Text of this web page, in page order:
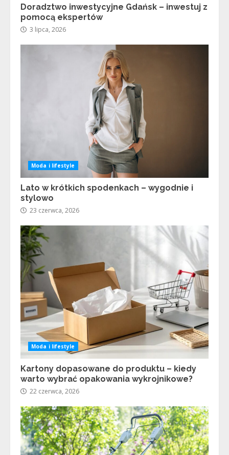
Doradztwo inwestycyjne Gdańsk – inwestuj z
pomocą ekspertów
3 lipca, 2026
Moda i lifestyle
Lato w krótkich spodenkach – wygodnie i
stylowo
23 czerwca, 2026
Moda i lifestyle
Kartony dopasowane do produktu – kiedy
warto wybrać opakowania wykrojnikowe?
22 czerwca, 2026